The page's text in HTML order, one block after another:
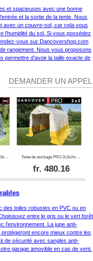
et spacieuses avec une bonne
et la sortie de la tente. Nous
avec un couvre-sol, car cela vous
l’humidité du sol. Si vous possédez
vous sur Dancovershop.com
rangement. Nous vous proposons
permettre d’avoir la taille exacte de
DEMANDER UN APPEL
Tente de stockage PRO 2x3x2m, PVC, blanc/jaune, retardateur de flammes
fr. 480.16
toiles robustes en PVC ou en
entre le gris ou le vert forêt
l’environnement. La jupe anti-
encore mieux contre les
de sécurité avec sangles anti-
garage amovible en cas de vent.